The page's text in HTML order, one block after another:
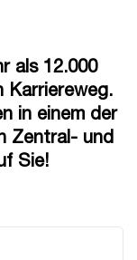
als 12.000
Karriereweg.
in einem der
Zentral- und
Sie!